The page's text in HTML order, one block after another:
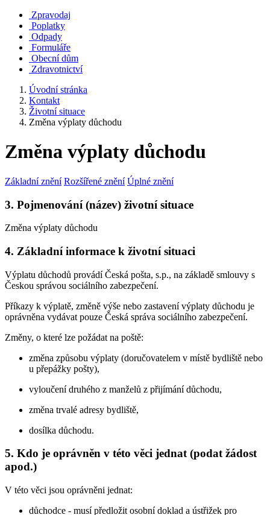
Zpravodaj
Poplatky
Odpady
Formuláře
Obecní dům
Zdravotnictví
Úvodní stránka
Kontakt
Životní situace
Změna výplaty důchodu
Změna výplaty důchodu
Základní znění Rozšířené znění Úplné znění
3. Pojmenování (název) životní situace
Změna výplaty důchodu
4. Základní informace k životní situaci
Výplatu důchodů provádí Česká pošta, s.p., na základě smlouvy s
Českou správou sociálního zabezpečení.
Příkazy k výplatě, změně výše nebo zastavení výplaty důchodu je
oprávněna vydávat pouze Česká správa sociálního zabezpečení.
Změny, o které lze požádat na poště:
změna způsobu výplaty (doručovatelem v místě bydliště nebo
u přepážky pošty),
vyloučení druhého z manželů z přijímání důchodu,
změna trvalé adresy bydliště,
dosílka důchodu.
5. Kdo je oprávněn v této věci jednat (podat žádost
apod.)
V této věci jsou oprávněni jednat:
důchodce - musí předložit osobní doklad a ústřižek pro